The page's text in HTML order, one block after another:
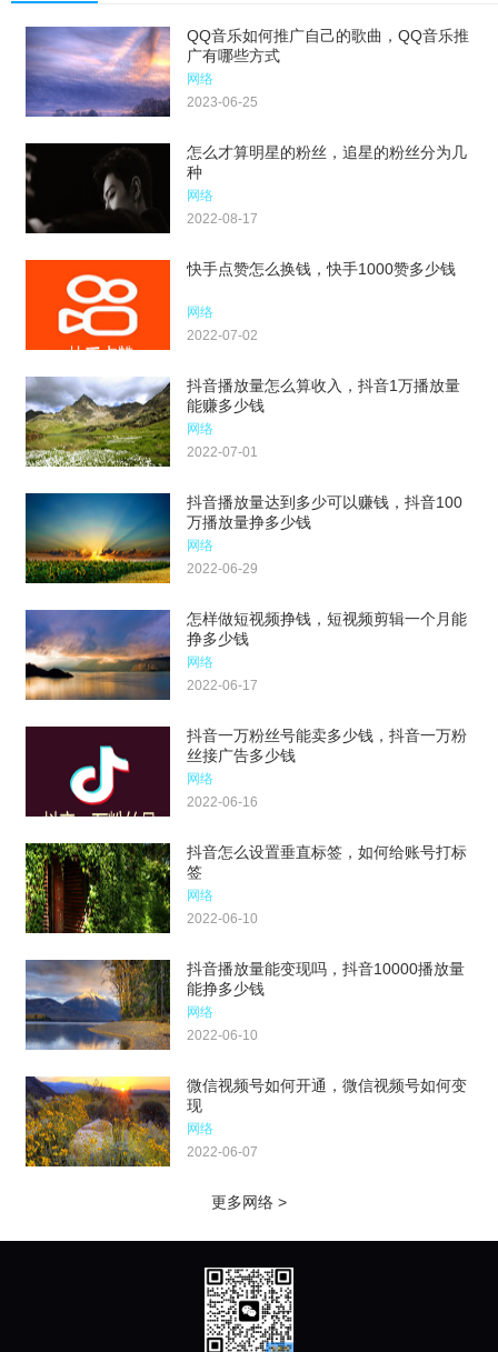
QQ音乐如何推广自己的歌曲，QQ音乐推
广有哪些方式
网络
2023-06-25
怎么才算明星的粉丝，追星的粉丝分为几
种
网络
2022-08-17
快手点赞怎么换钱，快手1000赞多少钱
网络
2022-07-02
抖音播放量怎么算收入，抖音1万播放量
能赚多少钱
网络
2022-07-01
抖音播放量达到多少可以赚钱，抖音100
万播放量挣多少钱
网络
2022-06-29
怎样做短视频挣钱，短视频剪辑一个月能
挣多少钱
网络
2022-06-17
抖音一万粉丝号能卖多少钱，抖音一万粉
丝接广告多少钱
网络
2022-06-16
抖音怎么设置垂直标签，如何给账号打标
签
网络
2022-06-10
抖音播放量能变现吗，抖音10000播放量
能挣多少钱
网络
2022-06-10
微信视频号如何开通，微信视频号如何变
现
网络
2022-06-07
更多网络 >